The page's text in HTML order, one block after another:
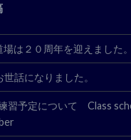
は２０周年を迎えました。
話になりました。
習予定について Class